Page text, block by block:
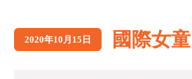
2020年10月15日 國際女